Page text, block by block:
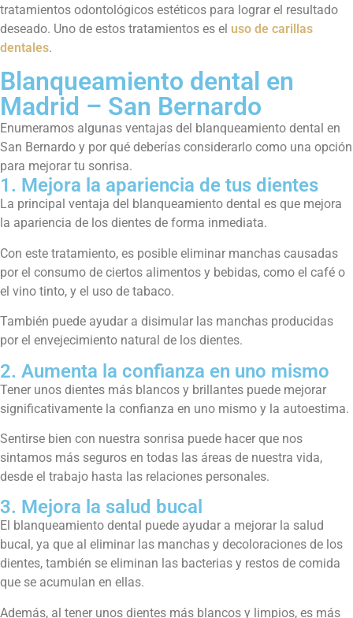
tratamientos odontológicos estéticos para lograr el resultado
deseado. Uno de estos tratamientos es el uso de carillas
dentales.
Blanqueamiento dental en
Madrid – San Bernardo
Enumeramos algunas ventajas del blanqueamiento dental en
San Bernardo y por qué deberías considerarlo como una opción
para mejorar tu sonrisa.
1. Mejora la apariencia de tus dientes
La principal ventaja del blanqueamiento dental es que mejora
la apariencia de los dientes de forma inmediata.
Con este tratamiento, es posible eliminar manchas causadas
por el consumo de ciertos alimentos y bebidas, como el café o
el vino tinto, y el uso de tabaco.
También puede ayudar a disimular las manchas producidas
por el envejecimiento natural de los dientes.
2. Aumenta la confianza en uno mismo
Tener unos dientes más blancos y brillantes puede mejorar
significativamente la confianza en uno mismo y la autoestima.
Sentirse bien con nuestra sonrisa puede hacer que nos
sintamos más seguros en todas las áreas de nuestra vida,
desde el trabajo hasta las relaciones personales.
3. Mejora la salud bucal
El blanqueamiento dental puede ayudar a mejorar la salud
bucal, ya que al eliminar las manchas y decoloraciones de los
dientes, también se eliminan las bacterias y restos de comida
que se acumulan en ellas.
Además, al tener unos dientes más blancos y limpios, es más